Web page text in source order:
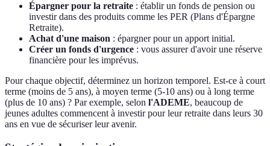
Épargner pour la retraite : établir un fonds de pension ou
investir dans des produits comme les PER (Plans d'Épargne
Retraite).
Achat d'une maison : épargner pour un apport initial.
Créer un fonds d'urgence : vous assurer d'avoir une réserve
financière pour les imprévus.
Pour chaque objectif, déterminez un horizon temporel. Est-ce à court
terme (moins de 5 ans), à moyen terme (5-10 ans) ou à long terme
(plus de 10 ans) ? Par exemple, selon l'ADEME, beaucoup de
jeunes adultes commencent à investir pour leur retraite dans leurs 30
ans en vue de sécuriser leur avenir.